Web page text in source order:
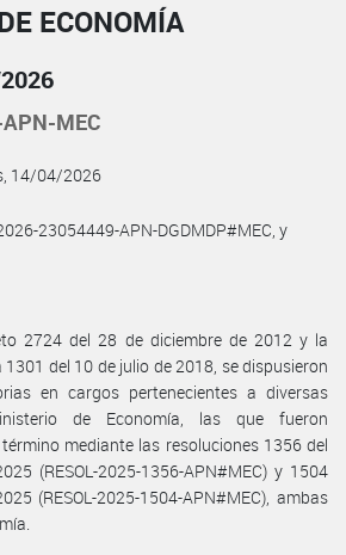
ECONOMÍA
MEC
14/04/2026
23054449-APN-DGDMDP#MEC, y
2724 del 28 de diciembre de 2012 y la
del 10 de julio de 2018, se dispusieron
en cargos pertenecientes a diversas
de Economía, las que fueron
mediante las resoluciones 1356 del
(RESOL-2025-1356-APN#MEC) y 1504
(RESOL-2025-1504-APN#MEC), ambas